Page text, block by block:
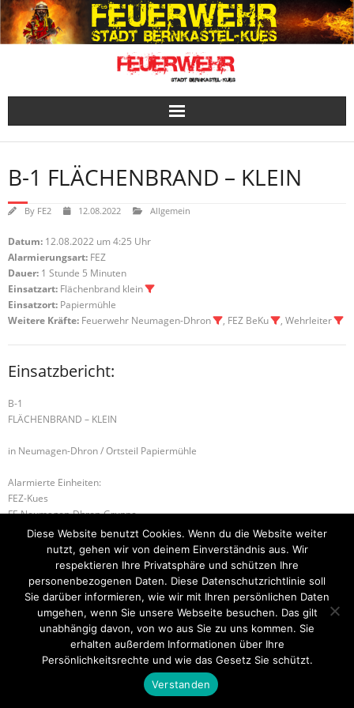
Skip
to
content
B-1 FLÄCHENBRAND – KLEIN
By FE2 12.08.2022 Allgemein
Datum: 12.08.2022 um 4:25 Uhr
Alarmierungsart: FEZ
Dauer: 1 Stunde 5 Minuten
Einsatzart: Flächenbrand klein
Einsatzort: Papiermühle
Weitere Kräfte: Feuerwehr Neumagen-Dhron , FEZ BeKu , Wehrleiter
Einsatzbericht:
B-1
FLÄCHENBRAND – KLEIN
in Neumagen-Dhron / Ortsteil Papiermühle
Alarmierte Einheiten:
FEZ-Kues
FF-Neumagen-Dhron-Gruppe
FF-Papiermühle
WL-Bernkastel-Kues
B-2 WOHNUNGSBRAND H-2 TÜR ÖFFNEN DRINGEND
Startseite Einsätze Mitglied werden Über uns
Kontakt
Think Up Themes Ltd . Powered by
Diese Website benutzt Cookies. Wenn du die Website weiter
nutzt, gehen wir von deinem Einverständnis aus. Wir
respektieren Ihre Privatsphäre und schützen Ihre
personenbezogenen Daten. Diese Datenschutzrichtlinie soll
Sie darüber informieren, wie wir mit Ihren persönlichen Daten
umgehen, wenn Sie unsere Webseite besuchen. Das gilt
unabhängig davon, von wo aus Sie zu uns kommen. Sie
erhalten außerdem Informationen über Ihre
Persönlichkeitsrechte und wie das Gesetz Sie schützt.
Verstanden